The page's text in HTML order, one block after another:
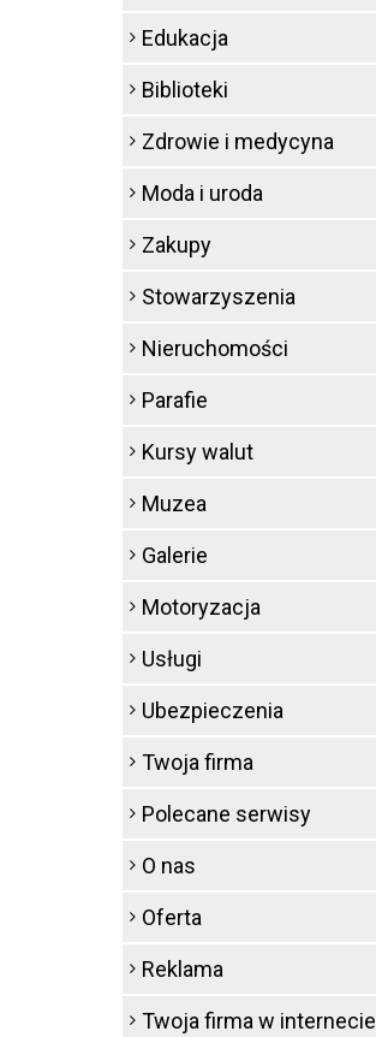
Edukacja
Biblioteki
Zdrowie i medycyna
Moda i uroda
Zakupy
Stowarzyszenia
Nieruchomości
Parafie
Kursy walut
Muzea
Galerie
Motoryzacja
Usługi
Ubezpieczenia
Twoja firma
Polecane serwisy
O nas
Oferta
Reklama
Twoja firma w internecie